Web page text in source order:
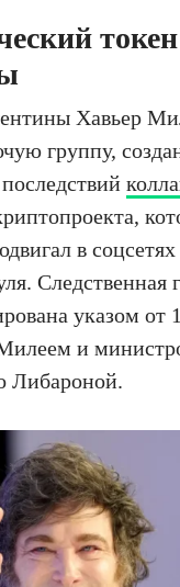
токен
Хавьер
группу,
в
Следственная
указом от
и
Либароной.